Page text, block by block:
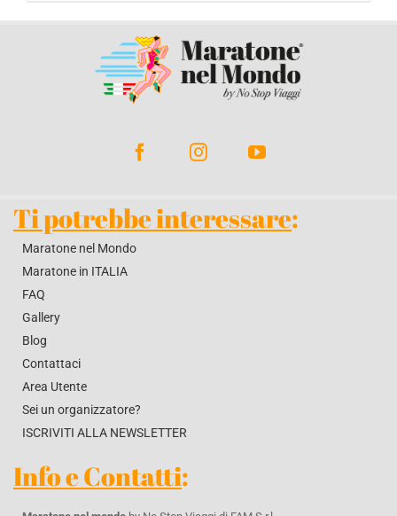
Ti potrebbe interessare:
Maratone nel Mondo
Maratone in ITALIA
FAQ
Gallery
Blog
Contattaci
Area Utente
Sei un organizzatore?
ISCRIVITI ALLA NEWSLETTER
Info e Contatti: